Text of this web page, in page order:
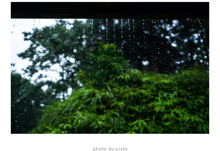
photo by pixta